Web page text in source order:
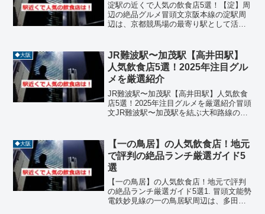
淀駅の近くで人気の飲食店5選！【淀】周
辺の絶品グルメ冒頭文京阪本線の淀駅周
辺は、京都競馬場の最寄り駅として活気
アです。競馬開催日の賑わいはもちろ
ん、平日は落ち着いた住宅...
◆大阪
JR難波駅〜加茂駅【高井田駅】
人気飲食店5選！2025年注目グル
メを厳選紹介
JR難波駅〜加茂駅【高井田駅】人気飲食
店5選！2025年注目グルメを厳選紹介冒頭
文JR難波駅〜加茂駅を結ぶ大和路線の中
集まるグルメスポットです。ラーメン、
うなぎ、焼鳥、...
◆大阪
【一の鳥居】の人気飲食店！地元
で評判の絶品ランチ厳選ガイド5
選
【一の鳥居】の人気飲食店！地元で評判
の絶品ランチ厳選ガイド5選1. 冒頭文能勢
電鉄妙見線の一の鳥居駅周辺は、多田神